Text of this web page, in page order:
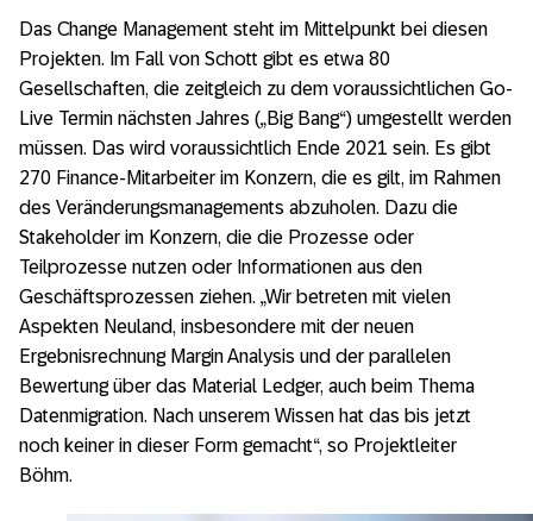
Das Change Management steht im Mittelpunkt bei diesen
Projekten. Im Fall von Schott gibt es etwa 80
Gesellschaften, die zeitgleich zu dem voraussichtlichen Go-
Live Termin nächsten Jahres („Big Bang“) umgestellt werden
müssen. Das wird voraussichtlich Ende 2021 sein. Es gibt
270 Finance-Mitarbeiter im Konzern, die es gilt, im Rahmen
des Veränderungsmanagements abzuholen. Dazu die
Stakeholder im Konzern, die die Prozesse oder
Teilprozesse nutzen oder Informationen aus den
Geschäftsprozessen ziehen. „Wir betreten mit vielen
Aspekten Neuland, insbesondere mit der neuen
Ergebnisrechnung Margin Analysis und der parallelen
Bewertung über das Material Ledger, auch beim Thema
Datenmigration. Nach unserem Wissen hat das bis jetzt
noch keiner in dieser Form gemacht“, so Projektleiter
Böhm.